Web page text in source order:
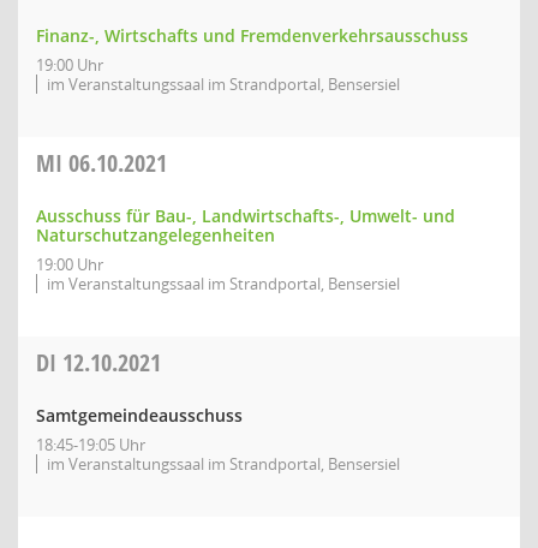
Finanz-, Wirtschafts und Fremdenverkehrsausschuss
19:00 Uhr
im Veranstaltungssaal im Strandportal, Bensersiel
MI 06.10.2021
Ausschuss für Bau-, Landwirtschafts-, Umwelt- und
Naturschutzangelegenheiten
19:00 Uhr
im Veranstaltungssaal im Strandportal, Bensersiel
DI 12.10.2021
Samtgemeindeausschuss
18:45-19:05 Uhr
im Veranstaltungssaal im Strandportal, Bensersiel